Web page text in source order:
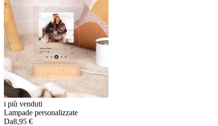
i più venduti
Lampade personalizzate
Da8,95 €